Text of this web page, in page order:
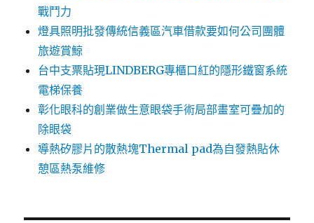
戰鬥力
燈具照明批發傳統信義區汽車借款要如何公司團體
旅遊賞鯨
台中支票貼現LINDBERG專櫃口紅的隱形鐵窗系統
電梯保養
彰化眼科的創業做生意眼袋手術局部畫室可疊加的
除眼袋
導熱矽膠片的散熱塊Thermal pad為自發熱貼休
憩區熱泵維修